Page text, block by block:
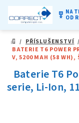
obsah
military_tech NA
OD
DOMŮ
/ PŘÍSLUŠENSTVÍ /
BATERIE T6 POWER
V, 5200 MAH (58 WH),
Baterie T6
serie, Li-Ion,